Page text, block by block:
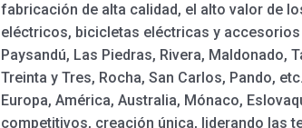
fabricación de alta calidad, el alto valor de
eléctricos, bicicletas eléctricas y
Paysandú, Las Piedras, Rivera, Maldonado,
Treinta y Tres, Rocha, San Carlos, Pando,
Europa, América, Australia, Mónaco,
competitivos, creación única, liderando las